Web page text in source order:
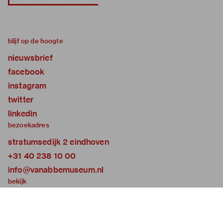
blijf op de hoogte
nieuwsbrief
facebook
instagram
twitter
linkedin
bezoekadres
stratumsedijk 2 eindhoven
+31 40 238 10 00
info@vanabbemuseum.nl
bekijk